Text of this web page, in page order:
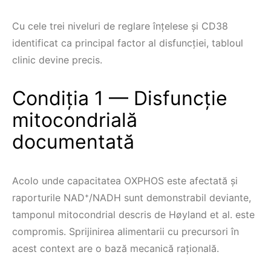
Cu cele trei niveluri de reglare înțelese şi CD38
identificat ca principal factor al disfuncției, tabloul
clinic devine precis.
Condiția 1 — Disfuncție
mitocondrială
documentată
Acolo unde capacitatea OXPHOS este afectată şi
raporturile NAD⁺/NADH sunt demonstrabil deviante,
tamponul mitocondrial descris de Høyland et al. este
compromis. Sprijinirea alimentarii cu precursori în
acest context are o bază mecanică rațională.